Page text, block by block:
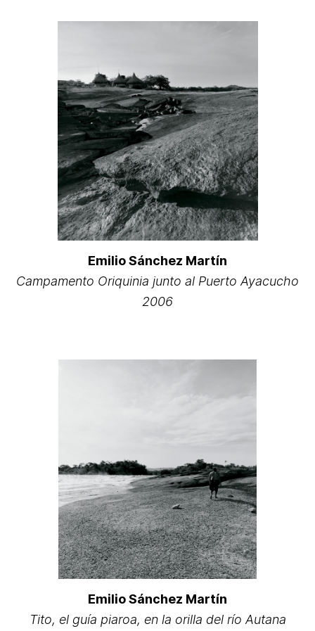
Emilio Sánchez Martín
Campamento Oriquinia junto al Puerto Ayacucho
2006
Emilio Sánchez Martín
Tito, el guía piaroa, en la orilla del río Autana